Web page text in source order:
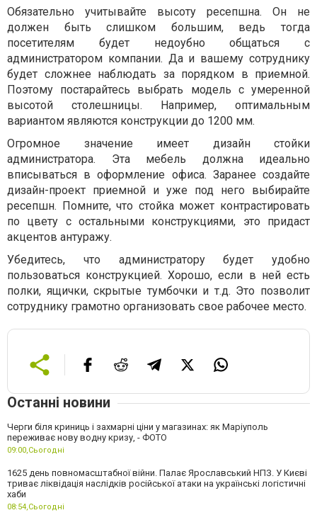
Обязательно учитывайте высоту ресепшна. Он не
должен быть слишком большим, ведь тогда
посетителям будет недоубно общаться с
администратором компании. Да и вашему сотруднику
будет сложнее наблюдать за порядком в приемной.
Поэтому постарайтесь выбрать модель с умеренной
высотой столешницы. Например, оптимальным
вариантом являются конструкции до 1200 мм.
Огромное значение имеет дизайн стойки
администратора. Эта мебель должна идеально
вписываться в оформление офиса. Заранее создайте
дизайн-проект приемной и уже под него выбирайте
ресепшн. Помните, что стойка может контрастировать
по цвету с остальными конструкциями, это придаст
акцентов антуражу.
Убедитесь, что администратору будет удобно
пользоваться конструкцией. Хорошо, если в ней есть
полки, ящички, скрытые тумбочки и т.д. Это позволит
сотруднику грамотно организовать свое рабочее место.
Останні новини
Черги біля криниць і захмарні ціни у магазинах: як Маріуполь
переживає нову водну кризу, - ФОТО
09:00,Сьогодні
1625 день повномасштабної війни. Палає Ярославський НПЗ. У Києві
триває ліквідація наслідків російської атаки на українські логістичні
хаби
08:54,Сьогодні